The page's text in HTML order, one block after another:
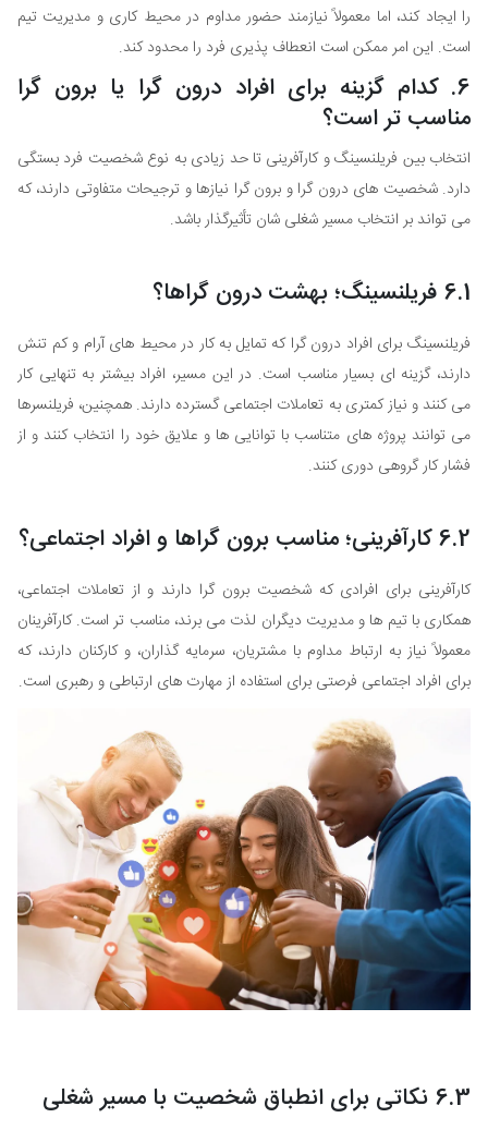
را ایجاد کند، اما معمولاً نیازمند حضور مداوم در محیط کاری و مدیریت تیم
است. این امر ممکن است انعطاف پذیری فرد را محدود کند.
6. کدام گزینه برای افراد درون گرا یا برون گرا
مناسب تر است؟
انتخاب بین فریلنسینگ و کارآفرینی تا حد زیادی به نوع شخصیت فرد بستگی
دارد. شخصیت های درون گرا و برون گرا نیازها و ترجیحات متفاوتی دارند، که
می تواند بر انتخاب مسیر شغلی شان تأثیرگذار باشد.
6.1 فریلنسینگ؛ بهشت درون گراها؟
فریلنسینگ برای افراد درون گرا که تمایل به کار در محیط های آرام و کم تنش
دارند، گزینه ای بسیار مناسب است. در این مسیر، افراد بیشتر به تنهایی کار
می کنند و نیاز کمتری به تعاملات اجتماعی گسترده دارند. همچنین، فریلنسرها
می توانند پروژه های متناسب با توانایی ها و علایق خود را انتخاب کنند و از
فشار کار گروهی دوری کنند.
6.2 کارآفرینی؛ مناسب برون گراها و افراد اجتماعی؟
کارآفرینی برای افرادی که شخصیت برون گرا دارند و از تعاملات اجتماعی،
همکاری با تیم ها و مدیریت دیگران لذت می برند، مناسب تر است. کارآفرینان
معمولاً نیاز به ارتباط مداوم با مشتریان، سرمایه گذاران، و کارکنان دارند، که
برای افراد اجتماعی فرصتی برای استفاده از مهارت های ارتباطی و رهبری است.
6.3 نکاتی برای انطباق شخصیت با مسیر شغلی